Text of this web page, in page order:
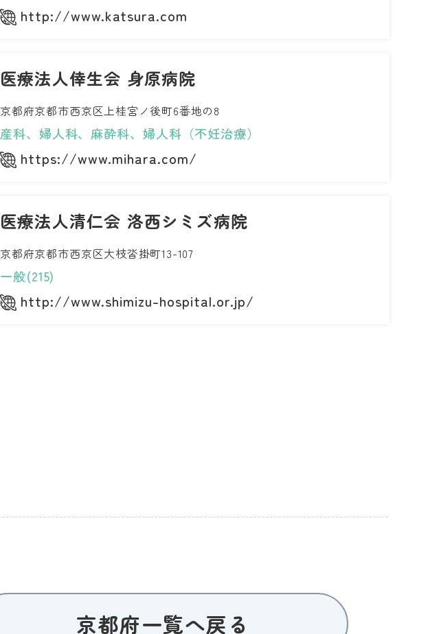
http://www.katsura.com
医療法人倖生会 身原病院
京都府京都市西京区上桂宮ノ後町6番地の8
産科、婦人科、麻酔科、婦人科（不妊治療）
https://www.mihara.com/
医療法人清仁会 洛西シミズ病院
京都府京都市西京区大枝沓掛町13-107
一般(215)
http://www.shimizu-hospital.or.jp/
京都府一覧へ戻る